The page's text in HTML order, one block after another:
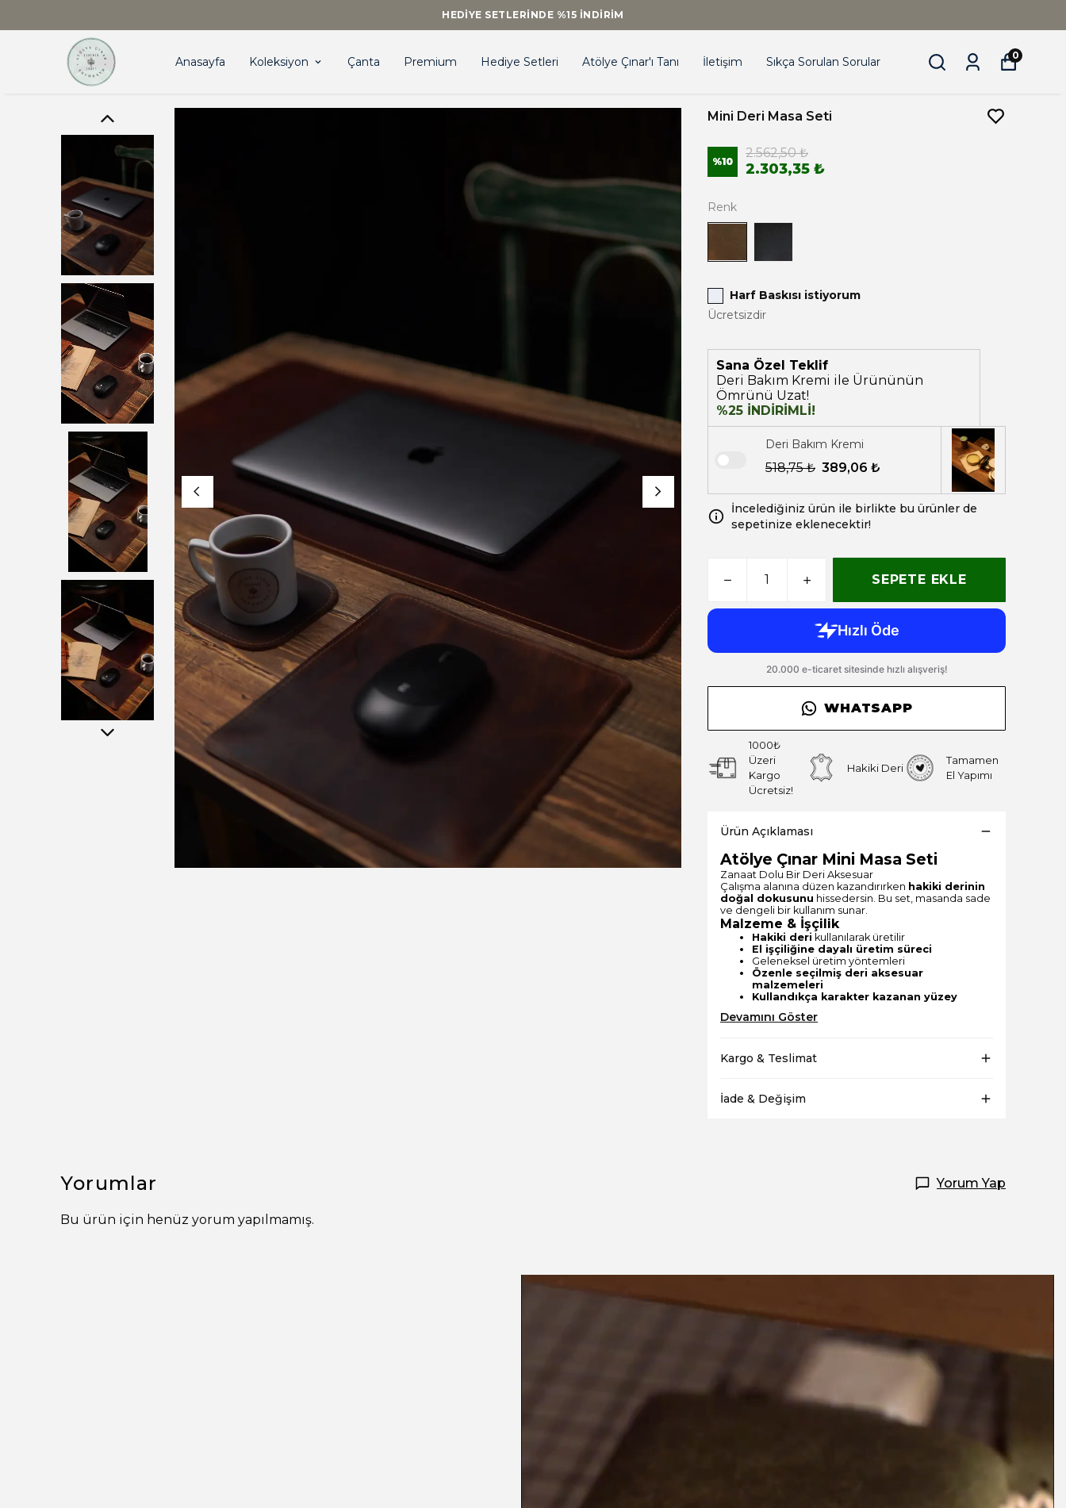
Anasayfa Koleksiyon Çanta Premium Hediye Setleri Atölye Çınar'ı Tanı İletişim Sıkça Sorulan Sorular 0
Mini Deri Masa Seti
%10
2.562,50 ₺
2.303,35 ₺
Renk
Harf Baskısı istiyorum
Ücretsizdir
Sana Özel Teklif
Deri Bakım Kremi ile Ürününün
Ömrünü Uzat!
%25 İNDİRİMLİ!
Deri Bakım Kremi
518,75 ₺ 389,06 ₺
İncelediğiniz ürün ile birlikte bu ürünler de
sepetinize eklenecektir!
SEPETE EKLE
WHATSAPP
1000₺
Üzeri
Kargo
Ücretsiz!
Hakiki Deri
Tamamen
El Yapımı
Ürün Açıklaması
Atölye Çınar Mini Masa Seti
Zanaat Dolu Bir Deri Aksesuar
Çalışma alanına düzen kazandırırken hakiki derinin
doğal dokusunu hissedersin. Bu set, masanda sade
ve dengeli bir kullanım sunar.
Malzeme & İşçilik
Hakiki deri kullanılarak üretilir
El işçiliğine dayalı üretim süreci
Geleneksel üretim yöntemleri
Özenle seçilmiş deri aksesuar
malzemeleri
Kullandıkça karakter kazanan yüzey
Devamını Göster
Kargo & Teslimat
İade & Değişim
Yorumlar Yorum Yap
Bu ürün için henüz yorum yapılmamış.